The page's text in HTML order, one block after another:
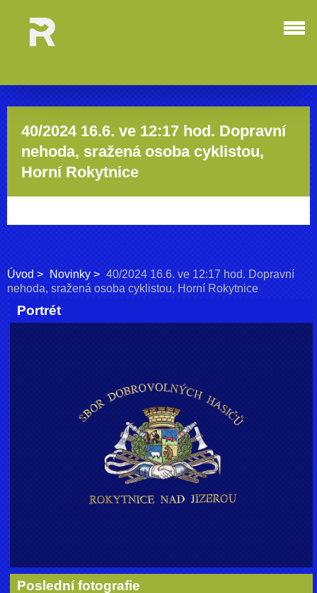
40/2024 16.6. ve 12:17 hod. Dopravní
nehoda, sražená osoba cyklistou,
Horní Rokytnice
Úvod Novinky
40/2024 16.6. ve 12:17 hod. Dopravní
nehoda, sražená osoba cyklistou, Horní Rokytnice
Portrét
Poslední fotografie